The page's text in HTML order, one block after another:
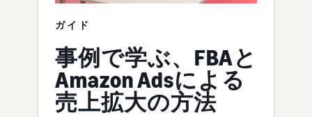
ガイド
事例で学ぶ、FBAと
Amazon Adsによる
売上拡大の方法